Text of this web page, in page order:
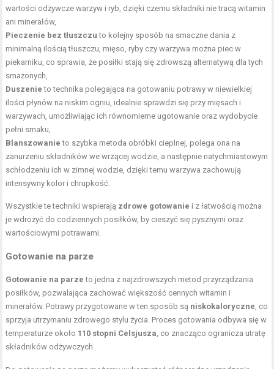
wartości odżywcze warzyw i ryb, dzięki czemu składniki nie tracą witamin
ani minerałów,
Pieczenie bez tłuszczu to kolejny sposób na smaczne dania z
minimalną ilością tłuszczu, mięso, ryby czy warzywa można piec w
piekarniku, co sprawia, że posiłki stają się zdrowszą alternatywą dla tych
smażonych,
Duszenie to technika polegająca na gotowaniu potrawy w niewielkiej
ilości płynów na niskim ogniu, idealnie sprawdzi się przy mięsach i
warzywach, umożliwiając ich równomierne ugotowanie oraz wydobycie
pełni smaku,
Blanszowanie to szybka metoda obróbki cieplnej, polega ona na
zanurzeniu składników we wrzącej wodzie, a następnie natychmiastowym
schłodzeniu ich w zimnej wodzie, dzięki temu warzywa zachowują
intensywny kolor i chrupkość.
Wszystkie te techniki wspierają zdrowe gotowanie i z łatwością można
je wdrożyć do codziennych posiłków, by cieszyć się pysznymi oraz
wartościowymi potrawami.
Gotowanie na parze
Gotowanie na parze to jedna z najzdrowszych metod przyrządzania
posiłków, pozwalająca zachować większość cennych witamin i
minerałów. Potrawy przygotowane w ten sposób są niskokaloryczne , co
sprzyja utrzymaniu zdrowego stylu życia. Proces gotowania odbywa się w
temperaturze około 110 stopni Celsjusza , co znacząco ogranicza utratę
składników odżywczych.